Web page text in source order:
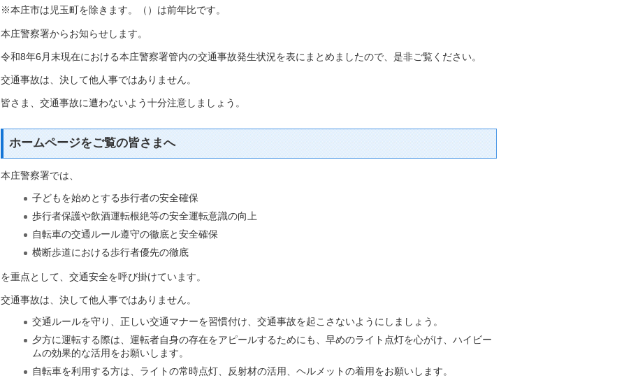
※本庄市は児玉町を除きます。（）は前年比です。
本庄警察署からお知らせします。
令和8年6月末現在における本庄警察署管内の交通事故発生状況を表にまとめましたので、是非ご覧ください。
交通事故は、決して他人事ではありません。
皆さま、交通事故に遭わないよう十分注意しましょう。
ホームページをご覧の皆さまへ
本庄警察署では、
子どもを始めとする歩行者の安全確保
歩行者保護や飲酒運転根絶等の安全運転意識の向上
自転車の交通ルール遵守の徹底と安全確保
横断歩道における歩行者優先の徹底
を重点として、交通安全を呼び掛けています。
交通事故は、決して他人事ではありません。
交通ルールを守り、正しい交通マナーを習慣付け、交通事故を起こさないようにしましょう。
夕方に運転する際は、運転者自身の存在をアピールするためにも、早めのライト点灯を心がけ、ハイビー
ムの効果的な活用をお願いします。
自転車を利用する方は、ライトの常時点灯、反射材の活用、ヘルメットの着用をお願いします。